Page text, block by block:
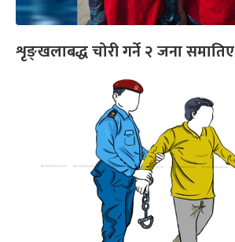
शृङ्‍खलाबद्ध चोरी गर्ने २ जना समातिए